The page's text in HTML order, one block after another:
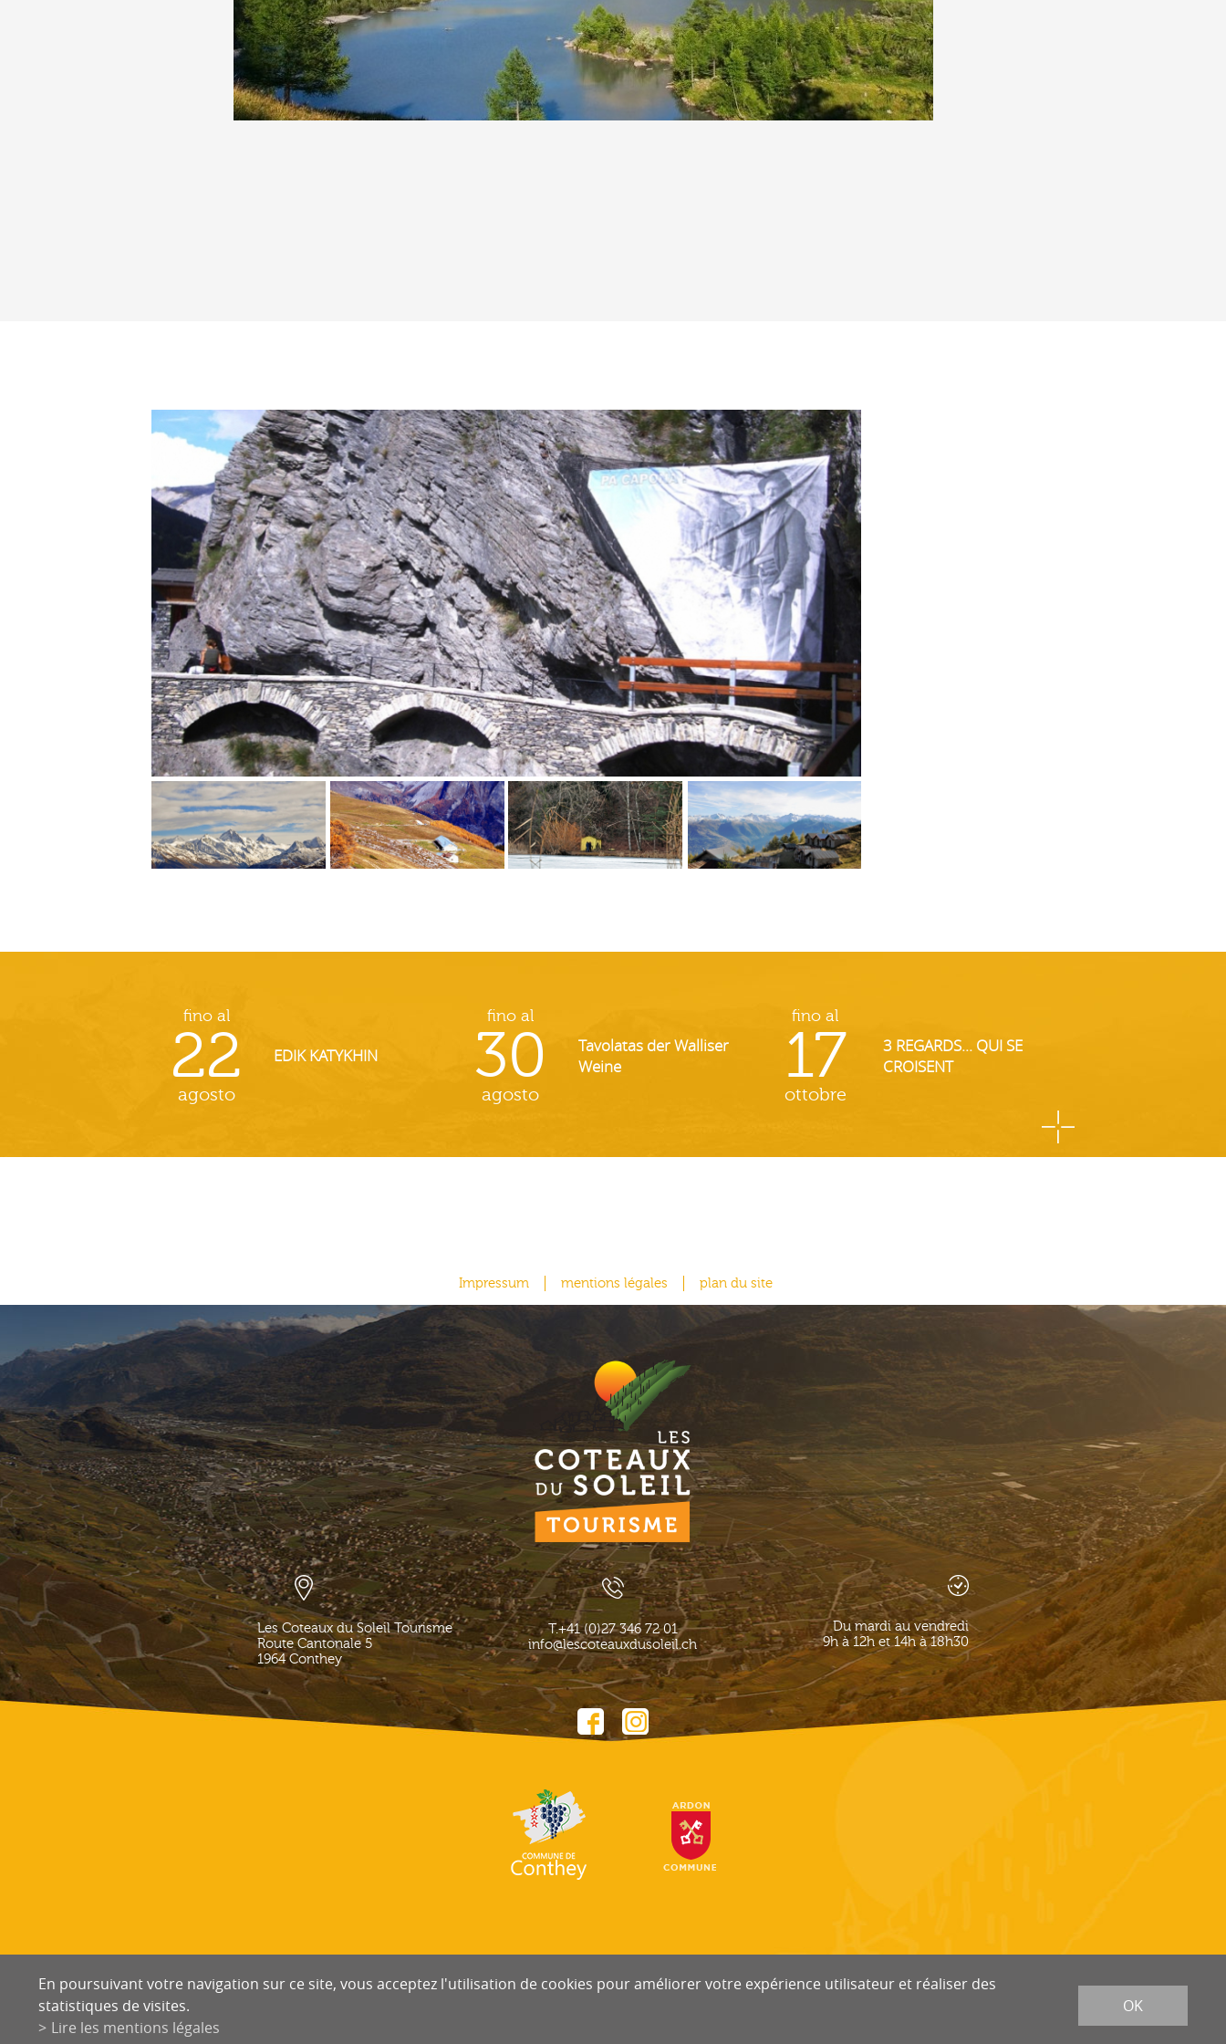
fino al
22
agosto
EDIK KATYKHIN
fino al
30
agosto
Tavolatas der Walliser
Weine
fino al
17
ottobre
3 REGARDS... QUI SE
CROISENT
Impressum mentions légales plan du site
Les Coteaux du Soleil Tourisme
Route Cantonale 5
1964 Conthey
T.+41 (0)27 346 72 01
info@lescoteauxdusoleil.ch
Du mardi au vendredi
9h à 12h et 14h à 18h30
En poursuivant votre navigation sur ce site, vous acceptez l'utilisation de cookies pour améliorer votre expérience utilisateur et réaliser des
statistiques de visites.
Lire les mentions légales
OK